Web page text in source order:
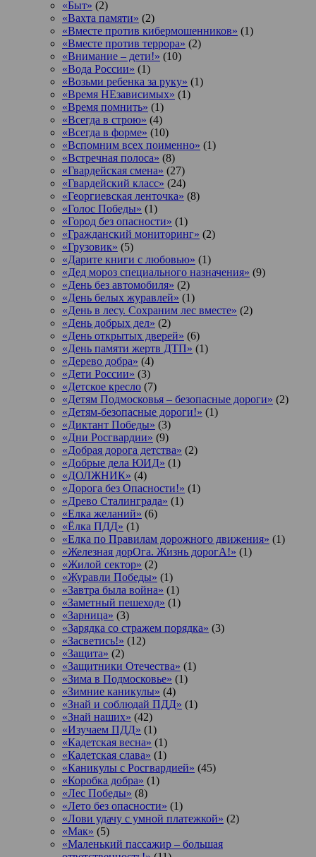
«Быт» (2)
«Вахта памяти» (2)
«Вместе против кибермошенников» (1)
«Вместе против террора» (2)
«Внимание – дети!» (10)
«Вода России» (1)
«Возьми ребенка за руку» (1)
«Время НЕзависимых» (1)
«Время помнить» (1)
«Всегда в строю» (4)
«Всегда в форме» (10)
«Вспомним всех поименно» (1)
«Встречная полоса» (8)
«Гвардейская смена» (27)
«Гвардейский класс» (24)
«Георгиевская ленточка» (8)
«Голос Победы» (1)
«Город без опасности» (1)
«Гражданский мониторинг» (2)
«Грузовик» (5)
«Дарите книги с любовью» (1)
«Дед мороз специального назначения» (9)
«День без автомобиля» (2)
«День белых журавлей» (1)
«День в лесу. Сохраним лес вместе» (2)
«День добрых дел» (2)
«День открытых дверей» (6)
«День памяти жертв ДТП» (1)
«Дерево добра» (4)
«Дети России» (3)
«Детское кресло (7)
«Детям Подмосковья – безопасные дороги» (2)
«Детям-безопасные дороги!» (1)
«Диктант Победы» (3)
«Дни Росгвардии» (9)
«Добрая дорога детства» (2)
«Добрые дела ЮИД» (1)
«ДОЛЖНИК» (4)
«Дорога без Опасности!» (1)
«Древо Сталинграда» (1)
«Елка желаний» (6)
«Ёлка ПДД» (1)
«Елка по Правилам дорожного движения» (1)
«Железная дорОга. Жизнь дорогА!» (1)
«Жилой сектор» (2)
«Журавли Победы» (1)
«Завтра была война» (1)
«Заметный пешеход» (1)
«Зарница» (3)
«Зарядка со стражем порядка» (3)
«Засветись!» (12)
«Защита» (2)
«Защитники Отечества» (1)
«Зима в Подмосковье» (1)
«Зимние каникулы» (4)
«Знай и соблюдай ПДД» (1)
«Знай наших» (42)
«Изучаем ПДД» (1)
«Кадетская весна» (1)
«Кадетская слава» (1)
«Каникулы с Росгвардией» (45)
«Коробка добра» (1)
«Лес Победы» (8)
«Лето без опасности» (1)
«Лови удачу с умной платежкой» (2)
«Мак» (5)
«Маленький пассажир – большая